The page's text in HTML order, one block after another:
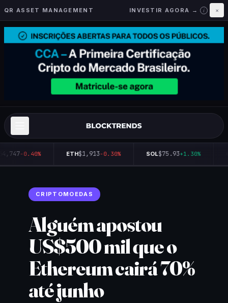
QR ASSET MANAGEMENT INVESTIR AGORA → i ×
-0.40% ETH$1,913-0.30% SOL$75.93+1.30%
CRIPTOMOEDAS
Alguém apostou
US$500 mil que o
Ethereum cairá 70%
até junho